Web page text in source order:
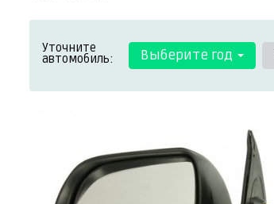
Уточните
автомобиль: Выберите год